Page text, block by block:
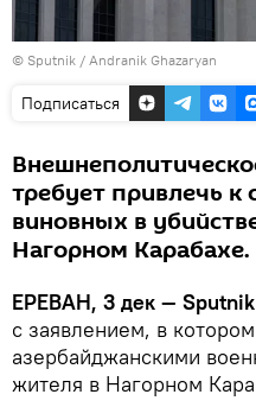
© Sputnik / Andranik Ghazaryan
Подписаться
требует привлечь к
виновных в
Нагорном Карабахе.
ЕРЕВАН, 3 дек — Sputnik
с заявлением, в
азербайджанскими
жителя в Нагорном